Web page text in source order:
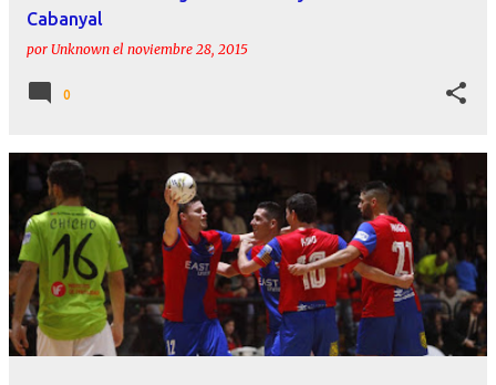
Cabanyal
por Unknown el noviembre 28, 2015
0